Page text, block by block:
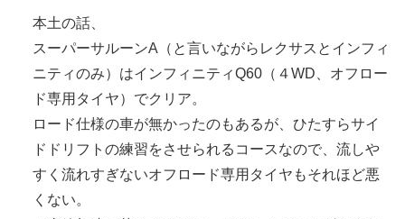
本土の話、
スーパーサルーンA（と言いながらレクサスとインフィ
ニティのみ）はインフィニティQ60（４WD、オフロー
ド専用タイヤ）でクリア。
ロード仕様の車が無かったのもあるが、ひたすらサイ
ドドリフトの練習をさせられるコースなので、流しや
すく流れすぎないオフロード専用タイヤもそれほど悪
くない。